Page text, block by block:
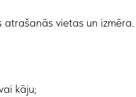
vietas un izmēra.
kāju;